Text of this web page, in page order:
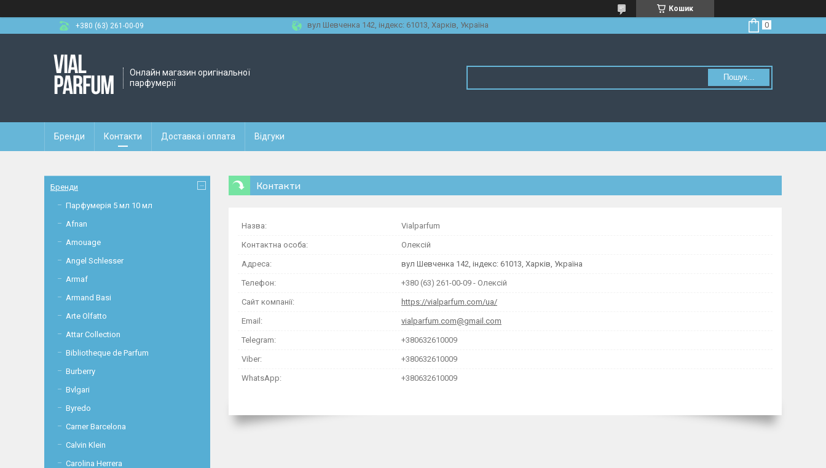
Кошик
+380 (63) 261-00-09
вул Шевченка 142, iндекс: 61013, Харків, Україна
Онлайн магазин оригінальної
парфумерії
Пошук...
Бренди Контакти Доставка і оплата Відгуки
Контакти
Vialparfum
Олексій
вул Шевченка 142, iндекс: 61013, Харків, Україна
+380 (63) 261-00-09 Олексій
https://vialparfum.com/ua/
vialparfum.com@gmail.com
+380632610009
+380632610009
+380632610009
Бренди
Парфумерія 5 мл 10 мл
Afnan
Amouage
Angel Schlesser
Armaf
Armand Basi
Arte Olfatto
Attar Collection
Bibliotheque de Parfum
Burberry
Bvlgari
Byredo
Carner Barcelona
Calvin Klein
Carolina Herrera